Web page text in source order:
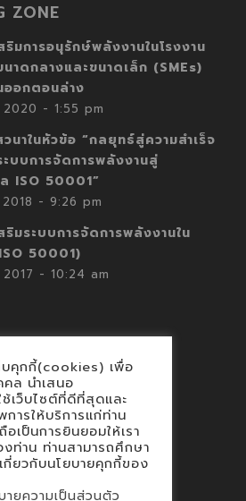
ZONE
ริมการอนุรักษ์พลังงานในโรงงาน
าดกลางและขนาดเล็ก (SMEs)
ออกตอนล่าง
- 1:55 pm
นาในหัวข้อ “กลยุทธ์สู่ความสำเร็จ
บบการจัดการพลังงานสู่
ISO 50001”
- 9:26 pm
ริมระบบการจัดการพลังงานใน
50001)
- 10:24 am
คคล
บคุกกี้(cookies) เพื่อ
ล นำเสนอ
เว็บไซต์ที่ดีที่สุดและ
ารให้บริการแก่ท่าน
อเป็นการยินยอมให้เรา
ท่าน ท่านสามารถศึกษา
กี่ยวกับนโยบายคุกกี้ของ
ายความเป็นส่วนตัว